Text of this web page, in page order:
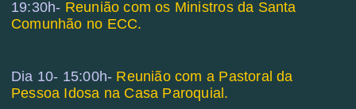
19:30h- Reunião com os Ministros da Santa
Comunhão no ECC.
Dia 10- 15:00h- Reunião com a Pastoral da
Pessoa Idosa na Casa Paroquial.